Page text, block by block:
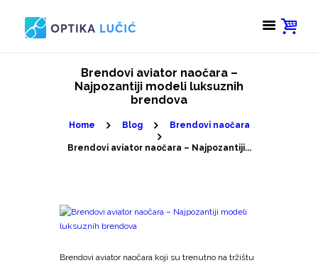
Brendovi aviator naočara –
Najpozantiji modeli luksuznih
brendova
Home Blog Brendovi naočara
Brendovi aviator naočara – Najpozantiji...
Brendovi aviator naočara koji su trenutno na tržištu